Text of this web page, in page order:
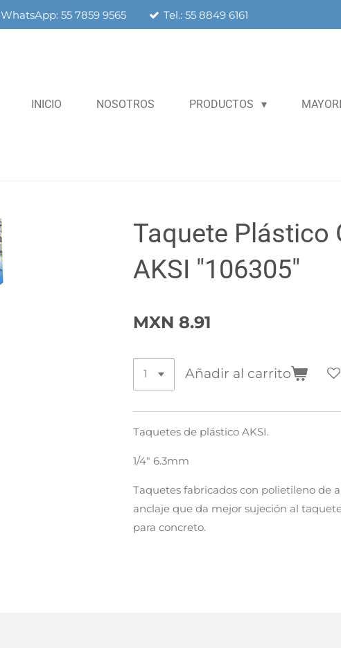
WhatsApp: 55 7859 9565 Tel.: 55 8849 6161
INICIO NOSOTROS PRODUCTOS
Taquete Plástico
AKSI "106305"
MXN 8.91
Añadir al carrito
Taquetes de plástico AKSI.
1/4" 6.3mm
Taquetes fabricados con polietileno de
anclaje que da mejor sujeción al
para concreto.